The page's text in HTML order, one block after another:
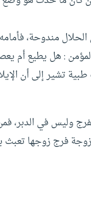
مندوحة، فأمامه
: هل يطيع أم
تشير إلى أن
وليس في الدبر،
فرج زوجها